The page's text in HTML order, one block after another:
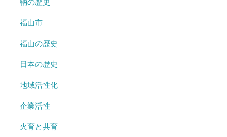
福山市
福山の歴史
日本の歴史
地域活性化
企業活性
火育と共育